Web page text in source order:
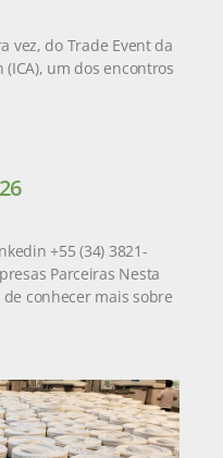
vez, do Trade Event da
um dos encontros
+55 (34) 3821-
Parceiras Nesta
conhecer mais sobre